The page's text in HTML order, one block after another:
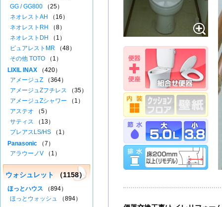
GG / GG800 （25）
ネオレストAH
（16）
ネオレストRH
（8）
ネオレストDH
（1）
ピュアレストMR （48）
その他 TOTO （1）
LIXIL INAX （420）
アメージュZ （364）
アメージュZフチレス （35）
アメージュZシャワー （1）
アステオ （5）
サティス （13）
プレアスLS/HS （1）
Panasonic （7）
アラウーノV （1）
ウォシュレット （1158）
ほっとハウス （894）
ほっとウォッシュ （894）